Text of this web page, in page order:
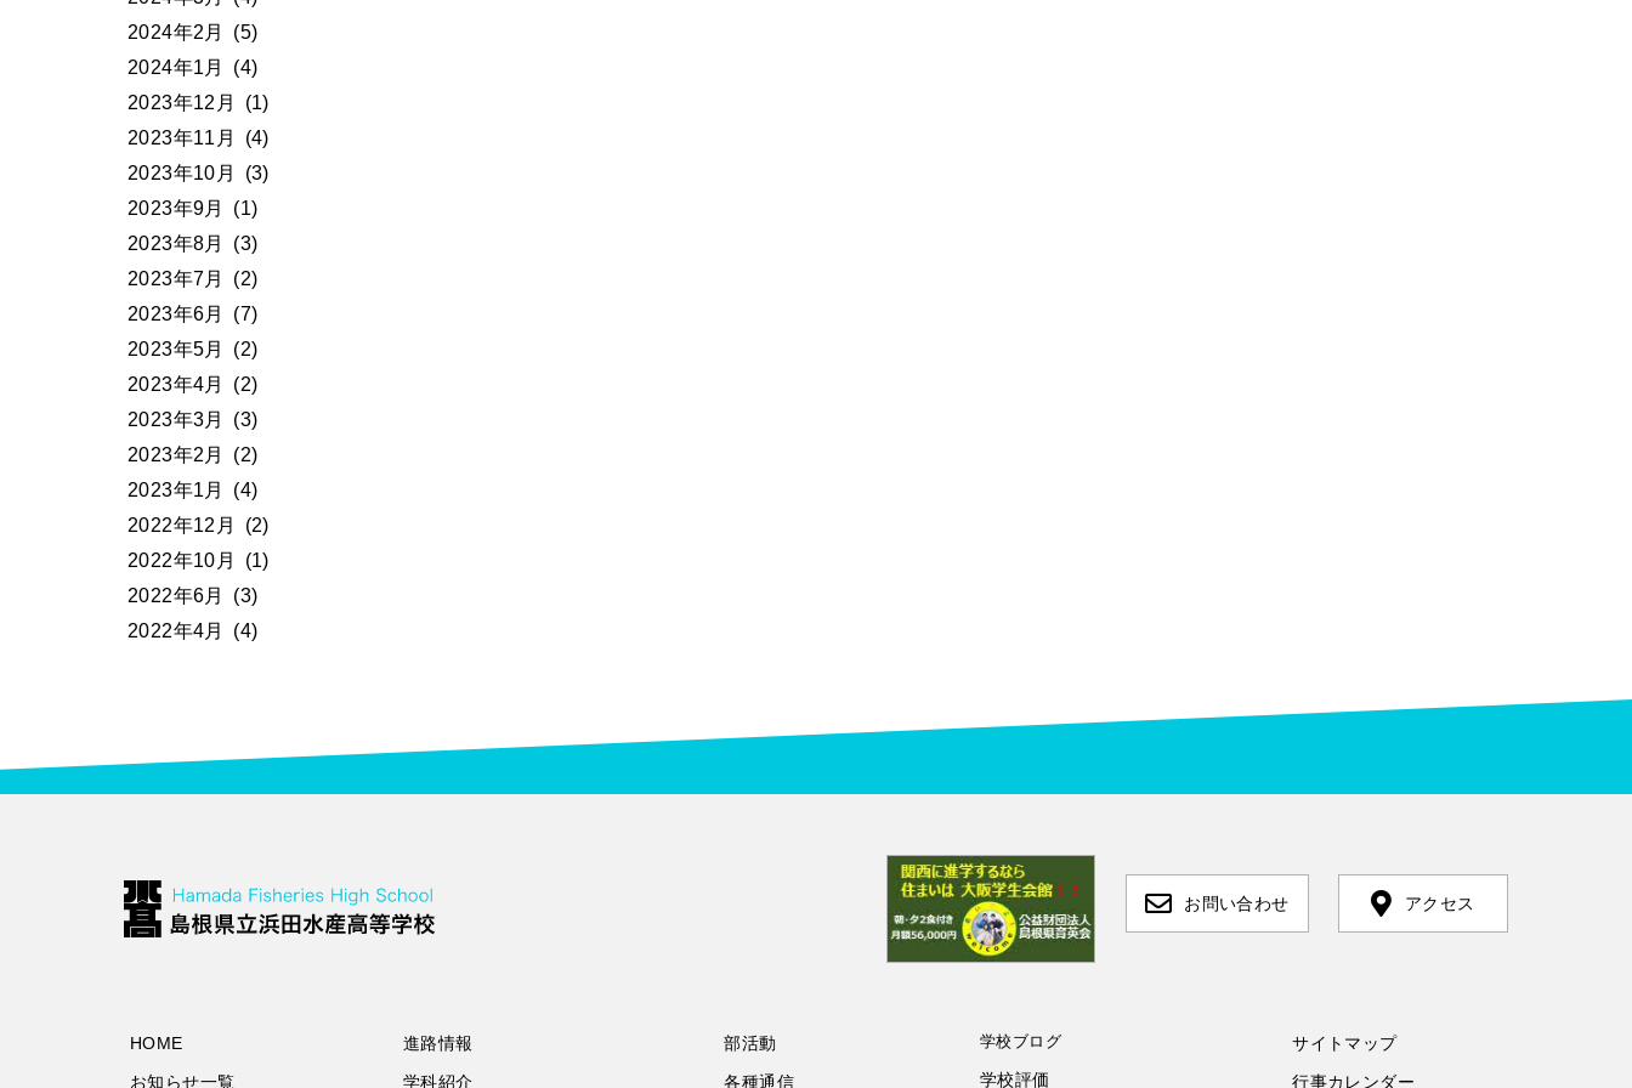
2024年2月
(5)
2024年1月
(4)
2023年12月
(1)
2023年11月
(4)
2023年10月
(3)
2023年9月
(1)
2023年8月
(3)
2023年7月
(2)
2023年6月
(7)
2023年5月
(2)
2023年4月
(2)
2023年3月
(3)
2023年2月
(2)
2023年1月
(4)
2022年12月
(2)
2022年10月
(1)
2022年6月
(3)
2022年4月
(4)
お問い合わせ アクセス
HOME
お知らせ一覧
進路情報
学科紹介
部活動
各種通信
学校ブログ
学校評価
サイトマップ
行事カレンダー